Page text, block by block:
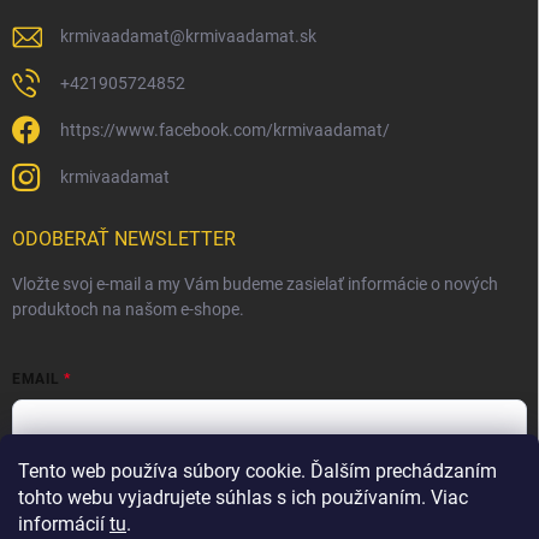
Tento web používa súbory cookie. Ďalším prechádzaním
tohto webu vyjadrujete súhlas s ich používaním. Viac
informácií tu.
krmivaadamat@krmivaadamat.sk
+421905724852
https://www.facebook.com/krmivaadamat/
krmivaadamat
ODOBERAŤ NEWSLETTER
Vložte svoj e-mail a my Vám budeme zasielať informácie o nových
produktoch na našom e-shope.
EMAIL
Vložením e-mailu súhlasíte spodmienkami ochrany osobných
údajov
Prihlásiť sa